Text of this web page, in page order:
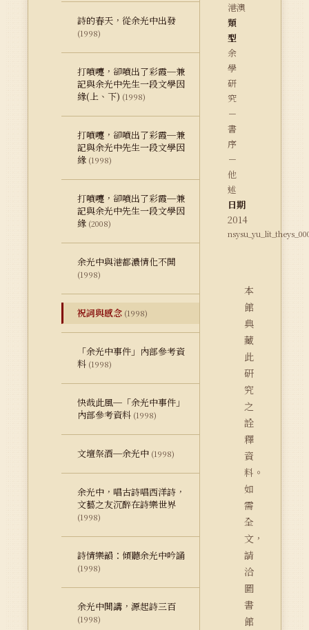
詩的春天，從余光中出發
(1998)
打噴嚏，卻噴出了彩霞─兼
記與余光中先生一段文學因
緣(上、下) (1998)
打噴嚏，卻噴出了彩霞─兼
記與余光中先生一段文學因
緣 (1998)
打噴嚏，卻噴出了彩霞─兼
記與余光中先生一段文學因
緣 (2008)
余光中與港都濃情化不開
(1998)
祝詞與感念 (1998)
「余光中事件」內部參考資
料 (1998)
快哉此風─「余光中事件」
內部參考資料 (1998)
文壇祭酒─余光中 (1998)
余光中，唱古詩唱西洋詩，
文藝之友沉醉在詩樂世界
(1998)
詩情樂韻：傾聽余光中吟誦
(1998)
余光中開講，源起詩三百
(1998)
港澳
類
型
余
學
研
究
－
書
序
－
他
述
日期
2014
本
館
典
藏
此
研
究
之
詮
釋
資
料。
如
需
全
文，
請
洽
圖
書
館